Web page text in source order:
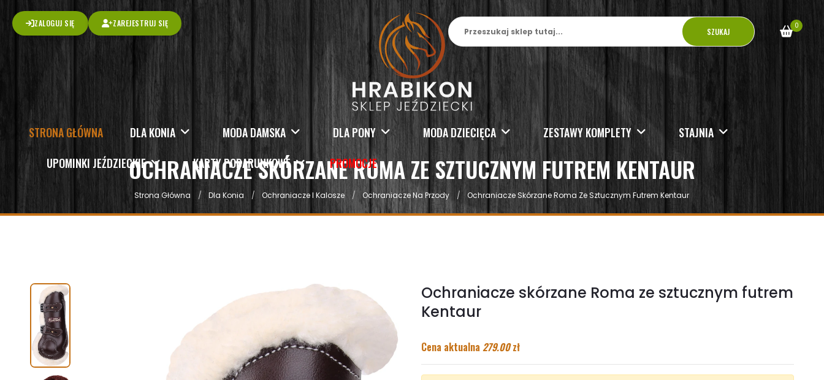
ZALOGUJ SIĘ ZAREJESTRUJ SIĘ
SZUKAJ
0
STRONA GŁÓWNA DLA KONIA MODA DAMSKA DLA PONY MODA DZIECIĘCA ZESTAWY KOMPLETY
STAJNIA
UPOMINKI JEŹDZIECKIE
KARTY PODARUNKOWE PROMOCJE
OCHRANIACZE SKÓRZANE ROMA ZE SZTUCZNYM FUTREM KENTAUR
Strona Główna Dla Konia Ochraniacze I Kalosze Ochraniacze Na Przody Ochraniacze Skórzane Roma Ze Sztucznym Futrem Kentaur
Ochraniacze skórzane Roma ze sztucznym futrem
Kentaur
Cena aktualna 279.00zł